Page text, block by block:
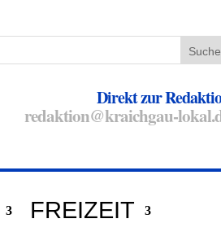
Direkt zur
redaktion@kraichgau-
FREIZEIT